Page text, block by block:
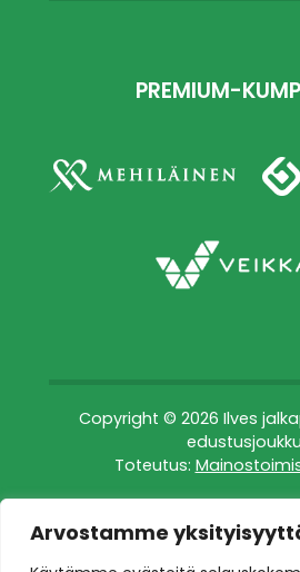
Arvostamme
PREMIUM-
Copyright © 2026 Ilves
Toteutus: